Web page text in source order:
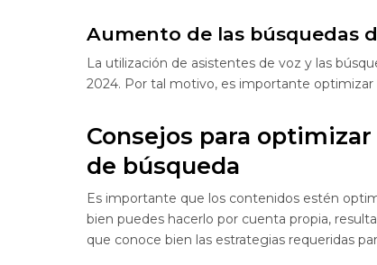
Aumento de las búsquedas
La utilización de asistentes de voz y las
2024. Por tal motivo, es importante
Consejos para
de búsqueda
Es importante que los contenidos estén
bien puedes hacerlo por cuenta propia,
que conoce bien las estrategias requeridas